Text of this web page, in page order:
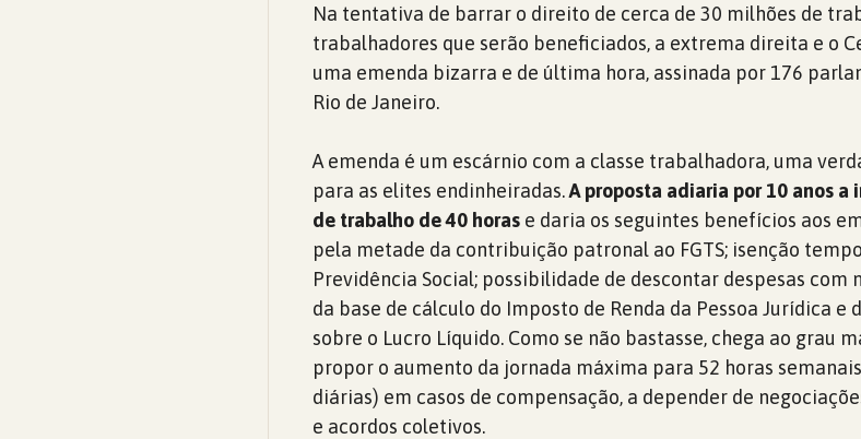
Na tentativa de barrar o direito de cerca de 30 milhões de
trabalhadores que serão beneficiados, a extrema direita e o
uma emenda bizarra e de última hora, assinada por 176
Rio de Janeiro.
A emenda é um escárnio com a classe trabalhadora, uma
para as elites endinheiradas.A proposta adiaria por 10 anos
de trabalho de 40 horas e daria os seguintes benefícios aos
pela metade da contribuição patronal ao FGTS; isenção
Previdência Social; possibilidade de descontar despesas com
da base de cálculo do Imposto de Renda da Pessoa Jurídica e
sobre o Lucro Líquido. Como se não bastasse, chega ao grau
propor o aumento da jornada máxima para 52 horas
diárias) em casos de compensação, a depender de
e acordos coletivos.